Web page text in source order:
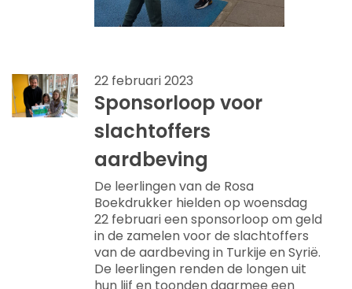
22 februari 2023
Sponsorloop voor
slachtoffers
aardbeving
De leerlingen van de Rosa
Boekdrukker hielden op woensdag
22 februari een sponsorloop om geld
in de zamelen voor de slachtoffers
van de aardbeving in Turkije en Syrië.
De leerlingen renden de longen uit
hun lijf en toonden daarmee een